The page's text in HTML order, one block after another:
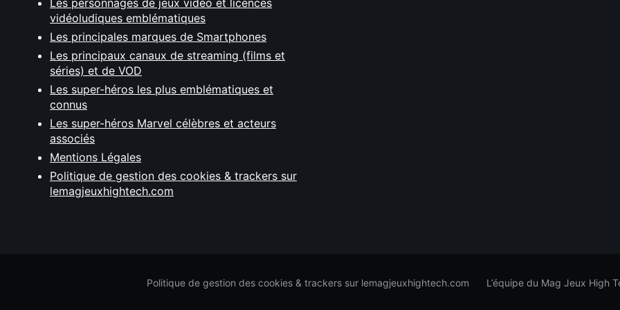
Les personnages de jeux vidéo et licences
vidéoludiques emblématiques
Les principales marques de Smartphones
Les principaux canaux de streaming (films et
séries) et de VOD
Les super-héros les plus emblématiques et
connus
Les super-héros Marvel célèbres et acteurs
associés
Mentions Légales
Politique de gestion des cookies & trackers sur
lemagjeuxhightech.com
Politique de gestion des cookies & trackers sur lemagjeuxhightech.com L’équipe du Mag Jeux High